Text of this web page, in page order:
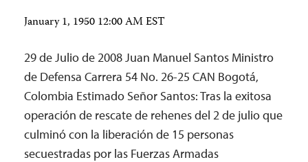
January 1, 1950 12:00 AM EST
29 de Julio de 2008 Juan Manuel Santos Ministro
de Defensa Carrera 54 No. 26-25 CAN Bogotá,
Colombia Estimado Señor Santos: Tras la exitosa
operación de rescate de rehenes del 2 de julio que
culminó con la liberación de 15 personas
secuestradas por las Fuerzas Armadas